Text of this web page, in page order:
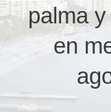
palma
en